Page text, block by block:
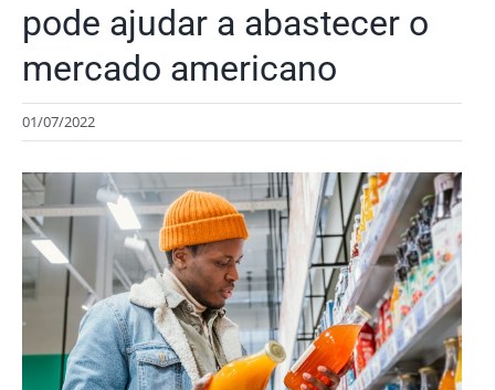
pode ajudar a abastecer o
mercado americano
01/07/2022
View
Larger
Image